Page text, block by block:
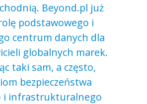
Beyond.pl już
podstawowego i
centrum danych dla
globalnych marek.
taki sam, a często,
bezpieczeństwa
i infrastrukturalnego